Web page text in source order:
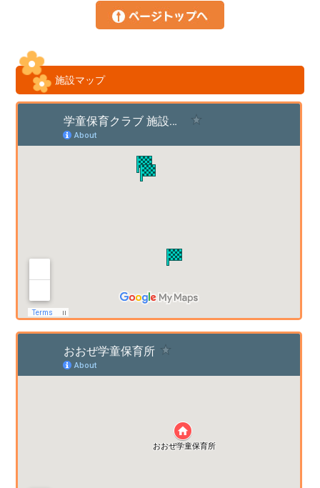
施設マップ